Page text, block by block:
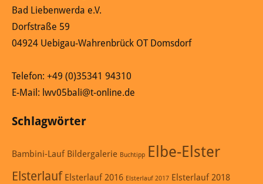
Bad Liebenwerda e.V.
Dorfstraße 59
04924 Uebigau-Wahrenbrück OT Domsdorf
Telefon: +49 (0)35341 94310
E-Mail: lwv05bali@t-online.de
Schlagwörter
Bambini-Lauf Bildergalerie Buchtipp Elbe-Elster
Elsterlauf Elsterlauf 2016 Elsterlauf 2017 Elsterlauf 2018